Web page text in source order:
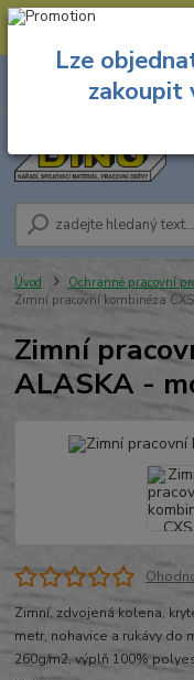
--- Spojovací materiál: 774
8.00 hod. - 16.00 hod.
Úvod Ochranné pracovní
Zimní pracovní kombinéza
Zimní
ALASKA -
Zimní, zdvojená kolena,
metr, nohavice a rukávy do
260g/m2, výplň 100%
Lze
zakoupit